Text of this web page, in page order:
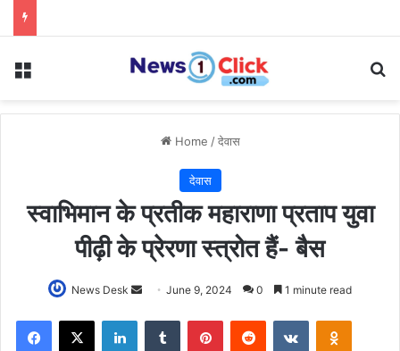
Menu
Home / देवास
देवास
स्वाभिमान के प्रतीक महाराणा प्रताप युवा
पीढ़ी के प्रेरणा स्त्रोत हैं- बैस
News Desk
Send
email
June 9, 2024 0 1 minute read
Facebook
X LinkedInTumblr PinterestReddit VKontakte